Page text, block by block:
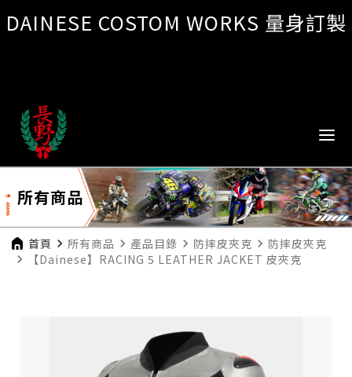
DAINESE COSTOM WORKS 量身訂製
所有商品
首頁 navigate_next 所有商品 navigate_next 產品目錄 navigate_next 防摔皮夾克 navigate_next 防摔皮夾克
navigate_next
【Dainese】RACING 5 LEATHER JACKET 皮夾克